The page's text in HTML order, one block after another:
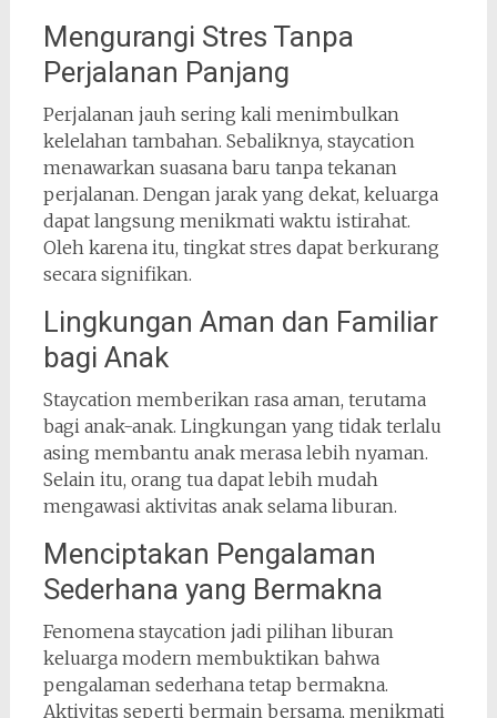
Mengurangi Stres Tanpa
Perjalanan Panjang
Perjalanan jauh sering kali menimbulkan
kelelahan tambahan. Sebaliknya, staycation
menawarkan suasana baru tanpa tekanan
perjalanan. Dengan jarak yang dekat, keluarga
dapat langsung menikmati waktu istirahat.
Oleh karena itu, tingkat stres dapat berkurang
secara signifikan.
Lingkungan Aman dan Familiar
bagi Anak
Staycation memberikan rasa aman, terutama
bagi anak-anak. Lingkungan yang tidak terlalu
asing membantu anak merasa lebih nyaman.
Selain itu, orang tua dapat lebih mudah
mengawasi aktivitas anak selama liburan.
Menciptakan Pengalaman
Sederhana yang Bermakna
Fenomena staycation jadi pilihan liburan
keluarga modern membuktikan bahwa
pengalaman sederhana tetap bermakna.
Aktivitas seperti bermain bersama, menikmati